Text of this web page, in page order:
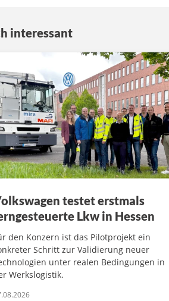
interessant
testet erstmals
Lkw in Hessen
den Konzern ist das Pilotprojekt ein
Schritt zur Validierung neuer
unter realen Bedingungen in
Werkslogistik.